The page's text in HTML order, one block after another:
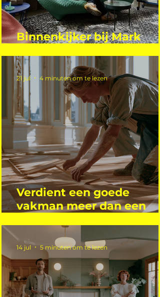
Binnenkijker bij Mark
Verdient een goede
vakman meer dan een
21 jul 4 minuten om te lezen
14 jul 5 minuten om te lezen